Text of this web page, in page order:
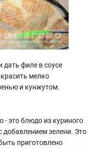
филе в соусе
мелко
и кунжутом.
- это блюдо из куриного
добавлением зелени. Это
приготовлено